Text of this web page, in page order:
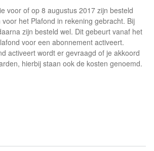
voor of op 8 augustus 2017 zijn besteld
het Plafond in rekening gebracht. Bij
zijn besteld wel. Dit gebeurt vanaf het
voor een abonnement activeert.
activeert wordt er gevraagd of je akkoord
hierbij staan ook de kosten genoemd.